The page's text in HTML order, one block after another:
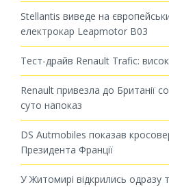
Stellantis виведе на
електрокар Leapmotor B03
Тест-драйв Renault Trafic:
Renault привезла до Британії
суто напоказ
DS Autmobiles показав
Президента Франції
У Житомирі відкрились одразу